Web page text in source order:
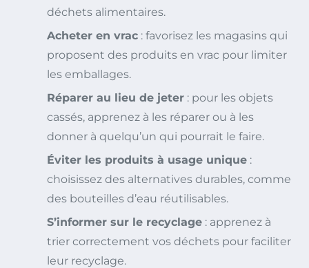
déchets alimentaires.
Acheter en vrac : favorisez les magasins qui
proposent des produits en vrac pour limiter
les emballages.
Réparer au lieu de jeter : pour les objets
cassés, apprenez à les réparer ou à les
donner à quelqu’un qui pourrait le faire.
Éviter les produits à usage unique :
choisissez des alternatives durables, comme
des bouteilles d’eau réutilisables.
S’informer sur le recyclage : apprenez à
trier correctement vos déchets pour faciliter
leur recyclage.